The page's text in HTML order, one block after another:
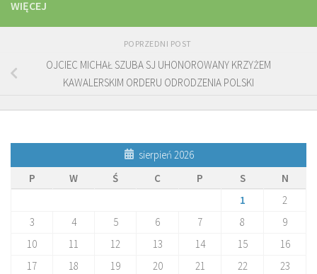
WIĘCEJ
POPRZEDNI POST
OJCIEC MICHAŁ SZUBA SJ UHONOROWANY KRZYŻEM
KAWALERSKIM ORDERU ODRODZENIA POLSKI
sierpień 2026
P
W Ś C P S
N
1
2
3
4 5 6 7 8
9
10
11 12 13 14 15
16
17
18 19 20 21 22
23